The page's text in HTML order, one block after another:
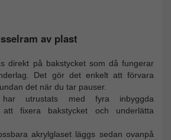
av plast
direkt på bakstycket som då fungerar
Det gör det enkelt att förvara
det när du tar pauser.
har utrustats med fyra inbyggda
fixera bakstycket och underlätta
akrylglaset läggs sedan ovanpå